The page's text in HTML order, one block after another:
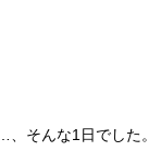
そんな1日でした。